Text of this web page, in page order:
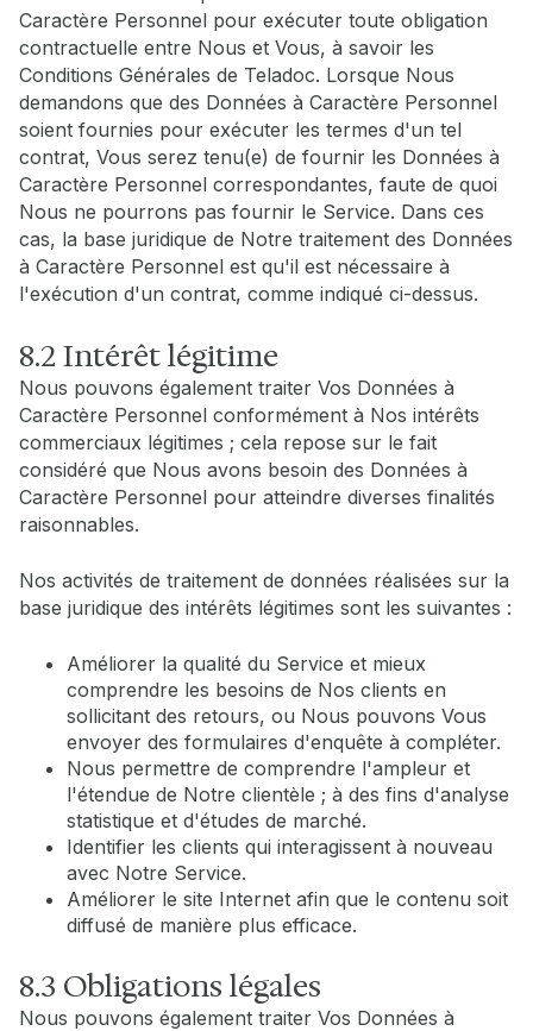
Caractère Personnel pour exécuter toute obligation
contractuelle entre Nous et Vous, à savoir les
Conditions Générales de Teladoc. Lorsque Nous
demandons que des Données à Caractère Personnel
soient fournies pour exécuter les termes d'un tel
contrat, Vous serez tenu(e) de fournir les Données à
Caractère Personnel correspondantes, faute de quoi
Nous ne pourrons pas fournir le Service. Dans ces
cas, la base juridique de Notre traitement des Données
à Caractère Personnel est qu'il est nécessaire à
l'exécution d'un contrat, comme indiqué ci-dessus.
8.2 Intérêt légitime
Nous pouvons également traiter Vos Données à
Caractère Personnel conformément à Nos intérêts
commerciaux légitimes ; cela repose sur le fait
considéré que Nous avons besoin des Données à
Caractère Personnel pour atteindre diverses finalités
raisonnables.
Nos activités de traitement de données réalisées sur la
base juridique des intérêts légitimes sont les suivantes :
Améliorer la qualité du Service et mieux
comprendre les besoins de Nos clients en
sollicitant des retours, ou Nous pouvons Vous
envoyer des formulaires d'enquête à compléter.
Nous permettre de comprendre l'ampleur et
l'étendue de Notre clientèle ; à des fins d'analyse
statistique et d'études de marché.
Identifier les clients qui interagissent à nouveau
avec Notre Service.
Améliorer le site Internet afin que le contenu soit
diffusé de manière plus efficace.
8.3 Obligations légales
Nous pouvons également traiter Vos Données à